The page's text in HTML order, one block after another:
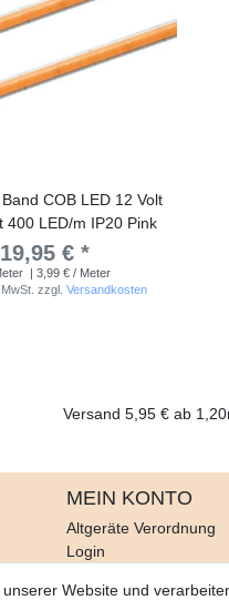
COB LED 12 Volt
400 LED/m IP20 Pink
19,95 € *
| 3,99 € / Meter
zzgl.Versandkosten
Versand 5,95 € ab
MEIN KONTO
Altgeräte Verordnung
Login
Website und